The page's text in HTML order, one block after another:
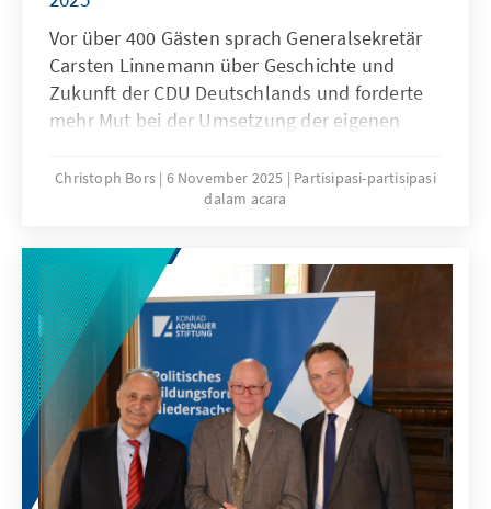
Vor über 400 Gästen sprach Generalsekretär
Carsten Linnemann über Geschichte und
Zukunft der CDU Deutschlands und forderte
mehr Mut bei der Umsetzung der eigenen
Christoph Bors 6 November 2025
Partisipasi-partisipasi
dalam acara